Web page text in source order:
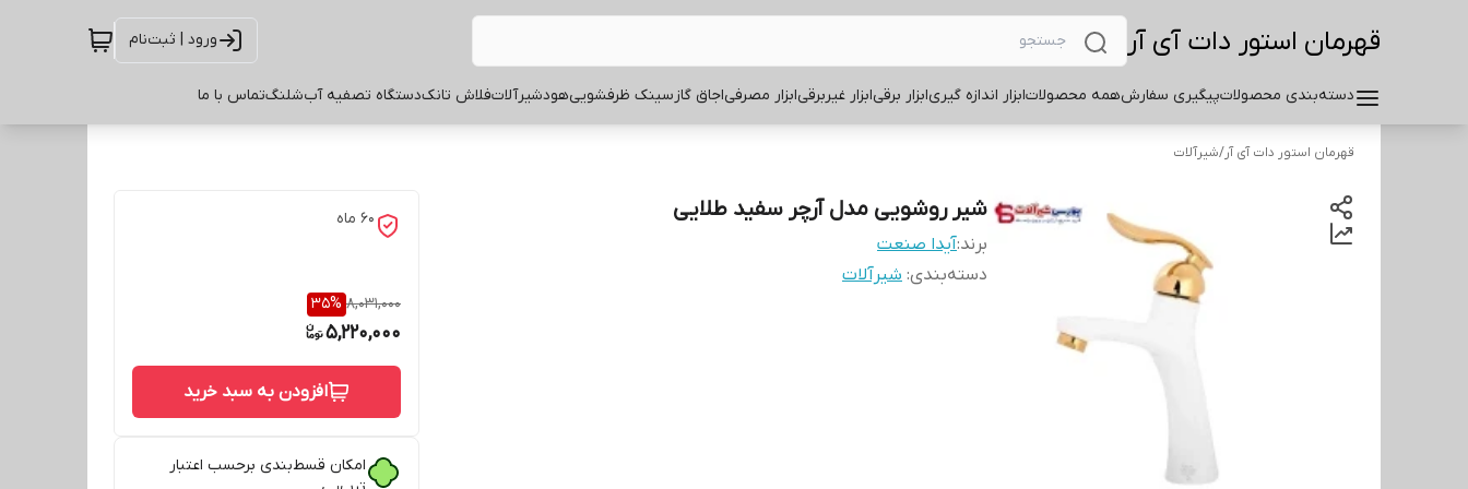
قهرمان استور دات آی آر ورود | ثبت‌نام
دسته‌بندی محصولاتپیگیری سفارشهمه محصولاتابزار اندازه گیریابزار برقیابزار غیربرقیابزار مصرفیاجاق گازسینک ظرفشوییهودشیرآلاتفلاش تانکدستگاه تصفیه آبشلنگتماس با ما
قهرمان استور دات آی آر/شیرآلات
شیر روشویی مدل آرچر سفید طلایی
برند:آیدا صنعت
دسته‌بندی: شیرآلات
60 ماه
8,031,000
35%
5,220,000
افزودن به سبد خرید
امکان قسط‌بندی برحسب اعتبار